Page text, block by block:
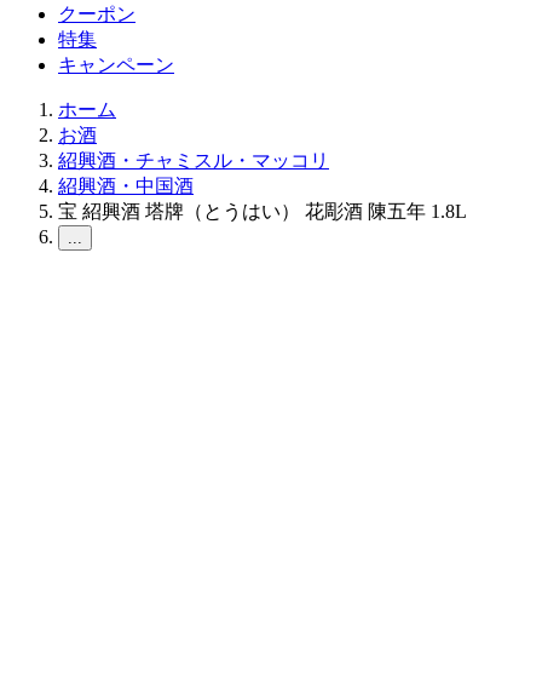
クーポン
特集
キャンペーン
ホーム
お酒
紹興酒・チャミスル・マッコリ
紹興酒・中国酒
宝 紹興酒 塔牌（とうはい） 花彫酒 陳五年 1.8L
...